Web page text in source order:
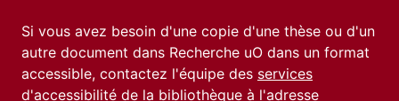
Si vous avez besoin d'une copie d'une thèse ou d'un
autre document dans Recherche uO dans un format
accessible, contactez l'équipe des services
d'accessibilité de la bibliothèque à l'adresse